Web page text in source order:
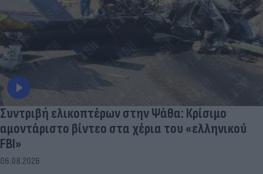
Συντριβή ελικοπτέρων στην Ψάθα: Κρίσιμο
αμοντάριστο βίντεο στα χέρια του «ελληνικού
FBI»
06.08.2026